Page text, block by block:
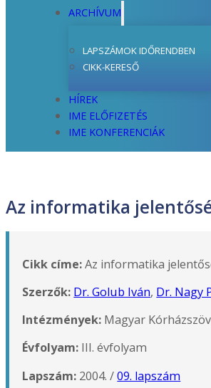
ARCHÍVUM
LAPSZÁMOK IDŐRENDBEN
CIKK-KERESŐ
HÍREK
IME ELŐFIZETÉS
IME KONFERENCIÁK
Az informatika
Cikk címe:Az informatika
Szerzők: Dr. Golub Iván, Dr. Nagy
Intézmények: Magyar
Évfolyam: III. évfolyam
Lapszám: 2004. /09. lapszám